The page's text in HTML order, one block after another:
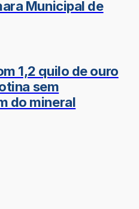
Municipal de
1,2 quilo de ouro
sem
do mineral